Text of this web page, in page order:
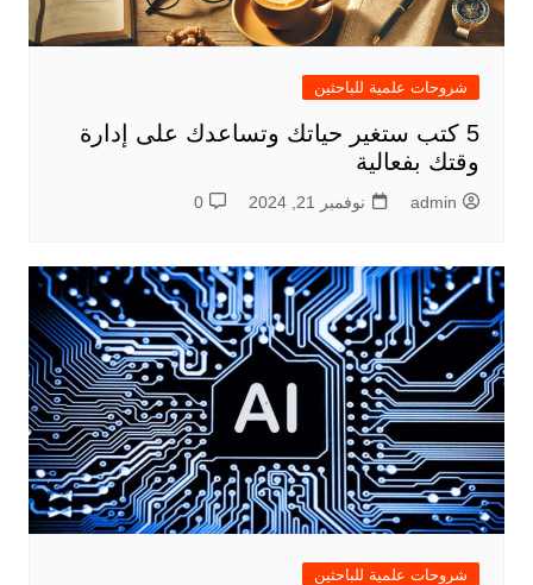
شروحات علمية للباحثين
5 كتب ستغير حياتك وتساعدك على إدارة
وقتك بفعالية
admin نوفمبر 21, 2024 0
شروحات علمية للباحثين